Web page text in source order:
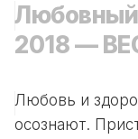
Любовный
2018 —
Любовь и
осознают.